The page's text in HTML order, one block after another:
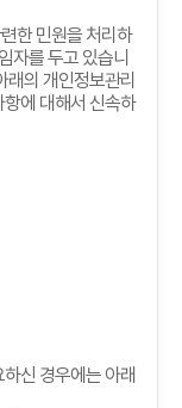
한 민원을 처리하
자를 두고 있습니
의 개인정보관리
에 대해서 신속하
신 경우에는 아래